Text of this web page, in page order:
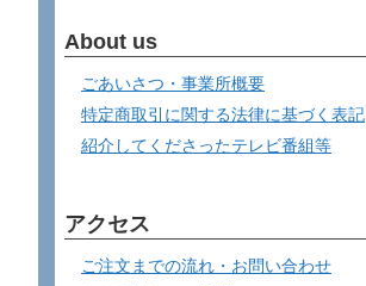
About us
ごあいさつ・事業所概要
特定商取引に関する法律に基づく表記
紹介してくださったテレビ番組等
アクセス
ご注文までの流れ・お問い合わせ